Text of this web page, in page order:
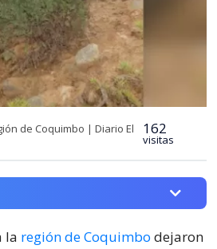
de Coquimbo | Diario El 162
visitas
la región de Coquimbo dejaron